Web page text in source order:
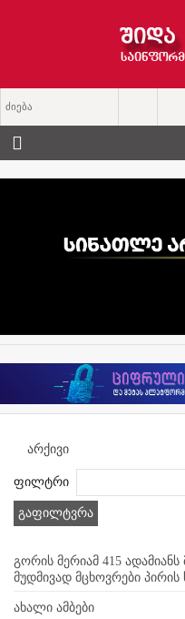
არქივი
ფილტრი
გაფილტვრა
გორის მერიამ 415
მუდმივად მცხოვრები პირის
ახალი ამბები